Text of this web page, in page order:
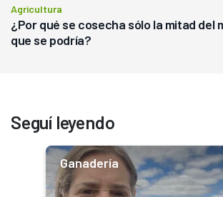
Agricultura
¿Por qué se cosecha sólo la mitad del
que se podría?
Seguí leyendo
Ganadería